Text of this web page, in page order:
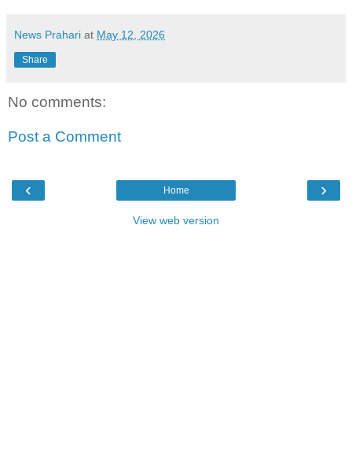
News Prahari at May 12, 2026
Share
No comments:
Post a Comment
‹ ›
Home
View web version